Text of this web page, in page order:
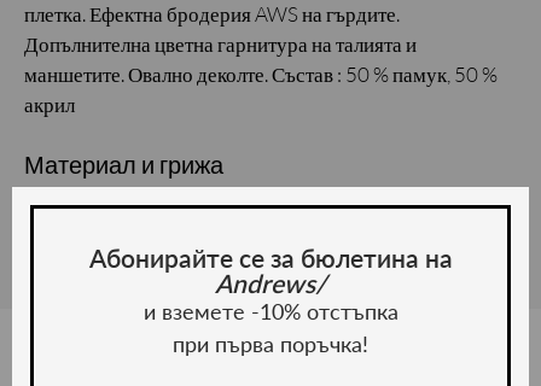
плетка. Ефектна бродерия AWS на гърдите.
Допълнителна цветна гарнитура на талията и
маншетите. Овално деколте. Състав : 50 % памук, 50 %
акрил
Материал и грижа
Материал: Памук
Абонирайте се за бюлетина на
Andrews/
и вземете -10% отстъпка
при първа поръчка!